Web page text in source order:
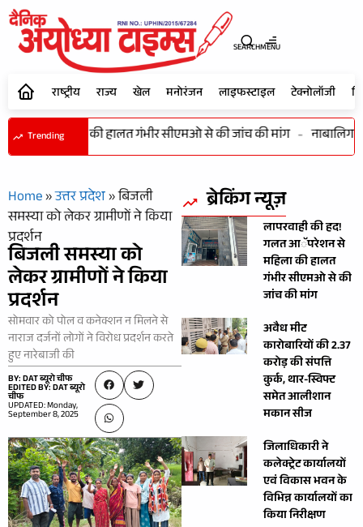
SEARCHMENU
राष्ट्रीय राज्य खेल मनोरंजन लाइफस्टाइल टेक्नोलॉजी
Trending
से महिला की हालत गंभीर सीएमओ से की जांच की मांग - नाबालिग
Home»उत्तर प्रदेश»बिजली
समस्या को लेकर ग्रामीणों ने किया
प्रदर्शन
बिजली समस्या को
लेकर ग्रामीणों ने किया
प्रदर्शन
सोमवार को पोल व कनेक्शन न मिलने से
नाराज दर्जनों लोगों ने विरोध प्रदर्शन करते
हुए नारेबाजी की
BY: DAT ब्यूरो चीफ
EDITED BY: DAT ब्यूरो
चीफ
UPDATED: Monday,
September 8, 2025
ब्रेकिंग न्यूज़
लापरवाही की हद!
गलत आॅपरेशन से
महिला की हालत
गंभीर सीएमओ से की
जांच की मांग
अवैध मीट
कारोबारियों की 2.37
करोड़ की संपत्ति
कुर्क, थार-स्विफ्ट
समेत आलीशान
मकान सीज
जिलाधिकारी ने
कलेक्ट्रेट कार्यालयों
एवं विकास भवन के
विभिन्न कार्यालयों का
किया निरीक्षण